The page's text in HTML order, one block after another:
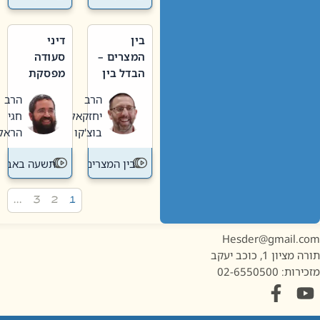
בין
המצרים –
הבדל בין
חדשה
לישנה
הרב
יחזקאל
בוצ'קו
בין המצרים
דיני
סעודה
מפסקת
תשעה
באב
הרב
חגי
הראל
תשעה באב
1, כוכב יעקב
02-6550500